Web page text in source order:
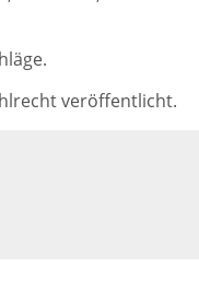
veröffentlicht.